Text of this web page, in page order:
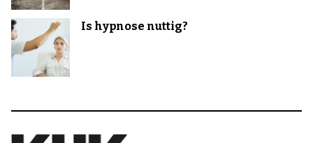
Is hypnose nuttig?